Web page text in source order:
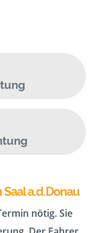
a.d.Donau
nötig. Sie